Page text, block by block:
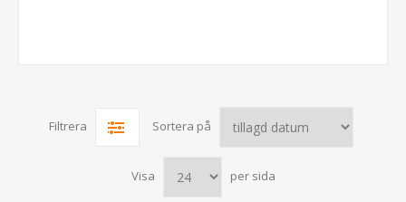
Filtrera Sortera på
Visa per sida